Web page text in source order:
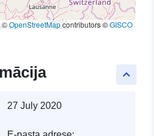
©OpenStreetMapcontributors ©GISCO
keyboard_arrow_up
27 July 2020